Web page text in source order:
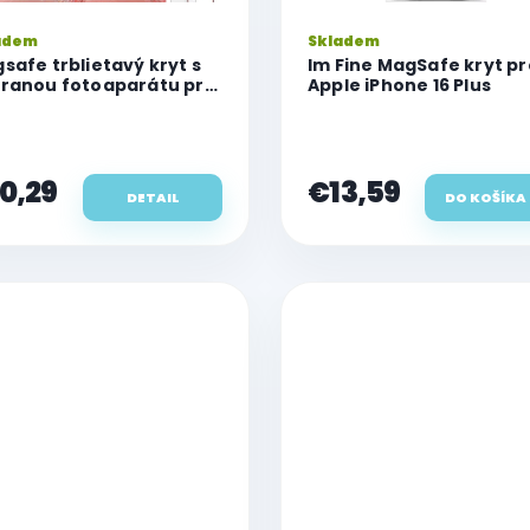
trblietavý kryt s
fotoaparátu pre
DETAIL
Im Fine MagSafe kryt
Apple iPhone 16 Plus
Skladem
€13,59 DO KOŠÍKA